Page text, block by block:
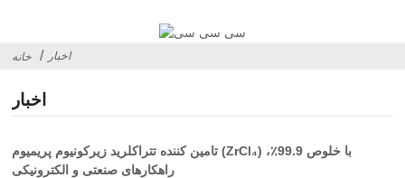
خانه اخبار
اخبار
تامین کننده تتراکلرید زیرکونیوم پریمیوم (ZrCl₄) با خلوص 99.9٪،
راهکارهای صنعتی و الکترونیکی